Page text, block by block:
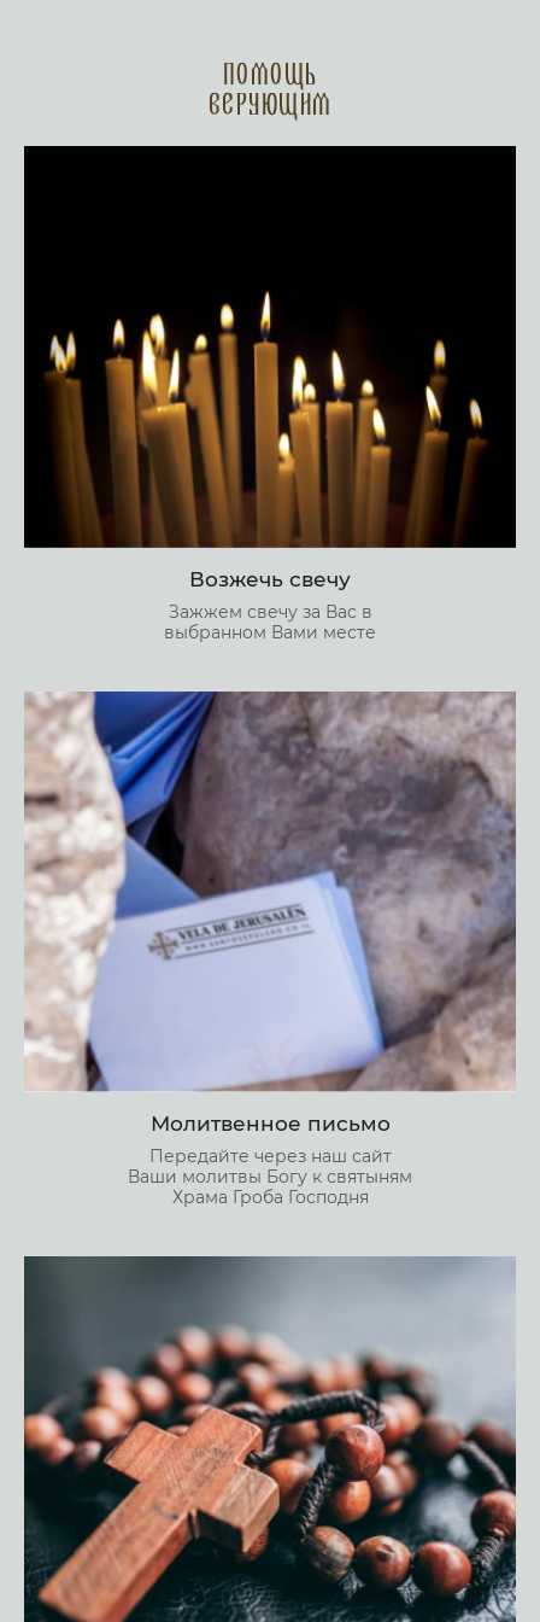
Помощь
верующим
Возжечь свечу
Зажжем свечу за Вас в
выбранном Вами месте
Молитвенное письмо
Передайте через наш сайт
Ваши молитвы Богу к святыням
Храма Гроба Господня